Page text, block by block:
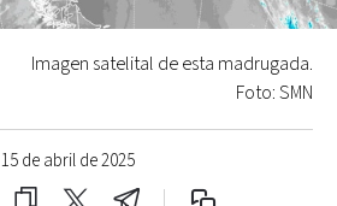
15 de abril de 2025
Imagen satelital de esta madrugada.
Foto: SMN